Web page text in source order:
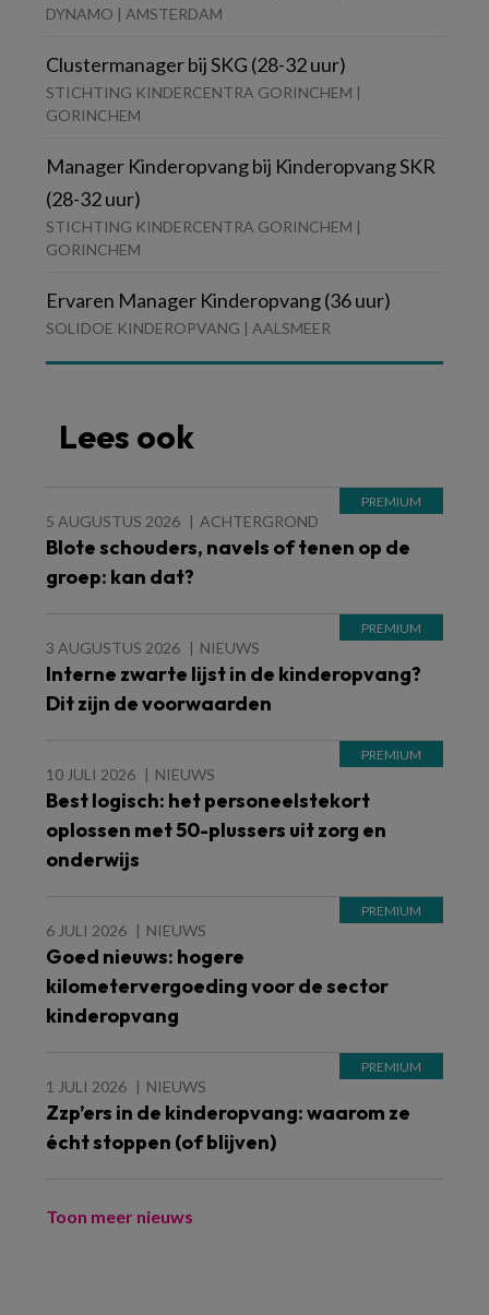
DYNAMO | AMSTERDAM
Clustermanager bij SKG (28-32 uur)
STICHTING KINDERCENTRA GORINCHEM |
GORINCHEM
Manager Kinderopvang bij Kinderopvang SKR
(28-32 uur)
STICHTING KINDERCENTRA GORINCHEM |
GORINCHEM
Ervaren Manager Kinderopvang (36 uur)
SOLIDOE KINDEROPVANG | AALSMEER
Lees ook
5 AUGUSTUS 2026 ACHTERGROND
Blote schouders, navels of tenen op de
groep: kan dat?
3 AUGUSTUS 2026 NIEUWS
Interne zwarte lijst in de kinderopvang?
Dit zijn de voorwaarden
10 JULI 2026 NIEUWS
Best logisch: het personeelstekort
oplossen met 50-plussers uit zorg en
onderwijs
6 JULI 2026 NIEUWS
Goed nieuws: hogere
kilometervergoeding voor de sector
kinderopvang
1 JULI 2026 NIEUWS
Zzp’ers in de kinderopvang: waarom ze
écht stoppen (of blijven)
Toon meer nieuws